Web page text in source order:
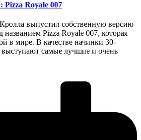
Pizza Royale 007
выпустил собственную версию
Pizza Royale 007, которая
в мире. В качестве начинки 30-
самые лучшие и очень